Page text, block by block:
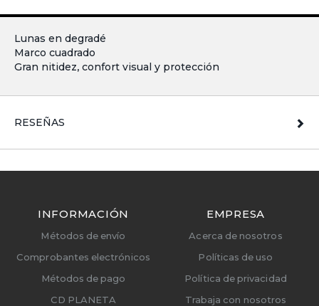
Lunas en degradé
Marco cuadrado
Gran nitidez, confort visual y protección
RESEÑAS
INFORMACIÓN
Métodos de envío
Comprobantes electrónicos
Métodos de pago
CD PLANETA
EMPRESA
Acerca de nosotros
Políticas de uso
Política de privacidad
Trabaja con nosotros